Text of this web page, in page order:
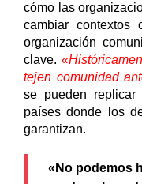
cómo las
cambiar contextos
organización
clave.
tejen comunidad
se pueden
países donde los
garantizan.
«No podemos